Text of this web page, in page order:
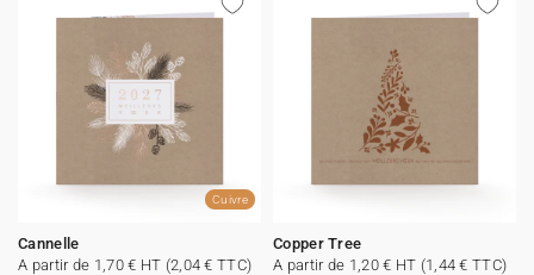
Cuivre
Cannelle
A partir de 1,70 € HT (2,04 € TTC)
Copper Tree
A partir de 1,20 € HT (1,44 € TTC)